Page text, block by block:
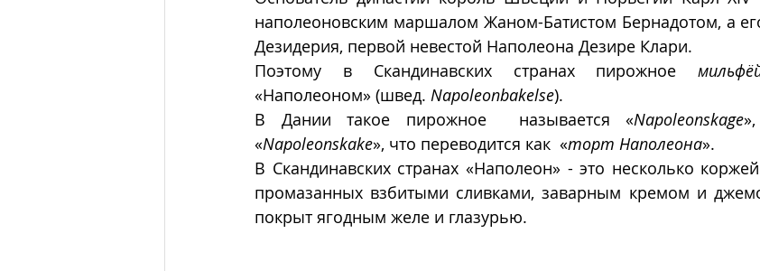
наполеоновским маршалом Жаном-Батистом Бернадотом, а
Дезидерия, первой невестой Наполеона Дезире Клари.
Поэтому в Скандинавских странах пирожное
«Наполеоном» (швед. Napoleonbakelse).
В Дании такое пирожное  называется «Napoleonskage
«Napoleonskake», что переводится как  «торт Наполеона».
В Скандинавских странах «Наполеон» - это несколько
промазанных взбитыми сливками, заварным кремом и
покрыт ягодным желе и глазурью.